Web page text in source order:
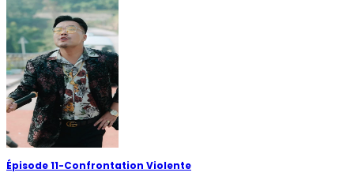
Épisode 11-Confrontation Violente